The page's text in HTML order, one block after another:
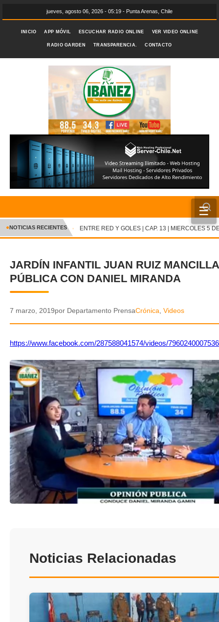
jueves, agosto 06, 2026 - 05:19 - Punta Arenas, Chile
INICIO APP MÓVIL ESCUCHAR RADIO ONLINE VER VIDEO ONLINE
RADIO GARDEN TRANSPARENCIA. CONTACTO
☰
INICIO
CRÓNICA
DEPORTES
POLICIAL
VIDEOS
GALERIA DE FOTOS
APP MÓVIL
TRANSPARENCIA
✕
●NOTICIAS RECIENTES ENTRE RED Y GOLES | CAP. 13 | MIERCOLES 5 DE
JARDÍN INFANTIL JUAN RUIZ
PÚBLICA CON DANIEL MIRANDA
7 marzo, 2019por Departamento PrensaCrónica, Videos
https://www.facebook.com/287588041574/videos/
Noticias Relacionadas